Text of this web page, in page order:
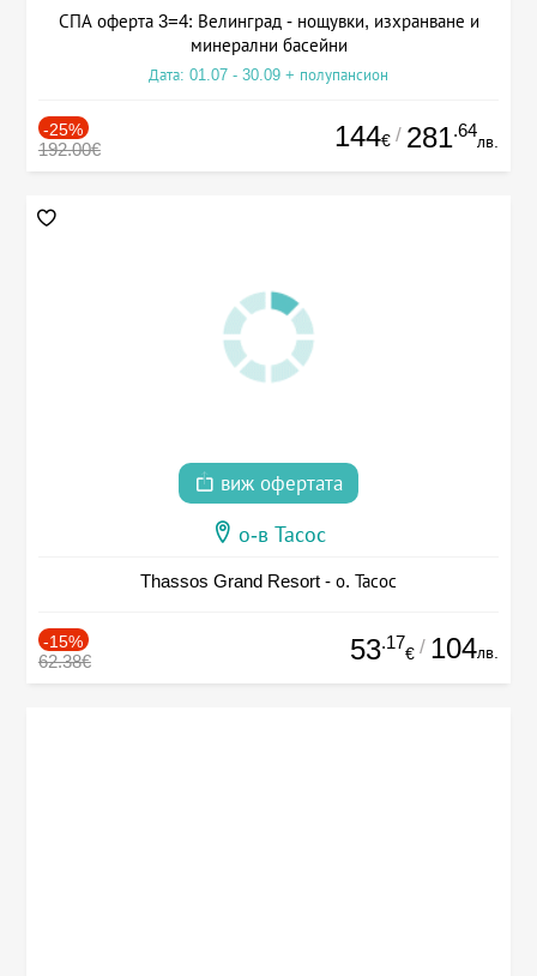
СПА оферта 3=4: Велинград - нощувки, изхранване и
минерални басейни
Дата: 01.07 - 30.09 + полупансион
-25%
192.00€ 144€ / 281.64
лв.
виж офертата
о-в Тасос
Thassos Grand Resort - о. Тасос
-15%
62.38€ 53.17
€ / 104лв.